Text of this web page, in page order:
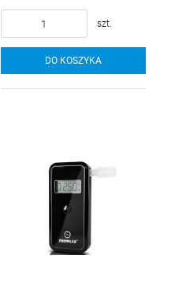
szt.
DO KOSZYKA